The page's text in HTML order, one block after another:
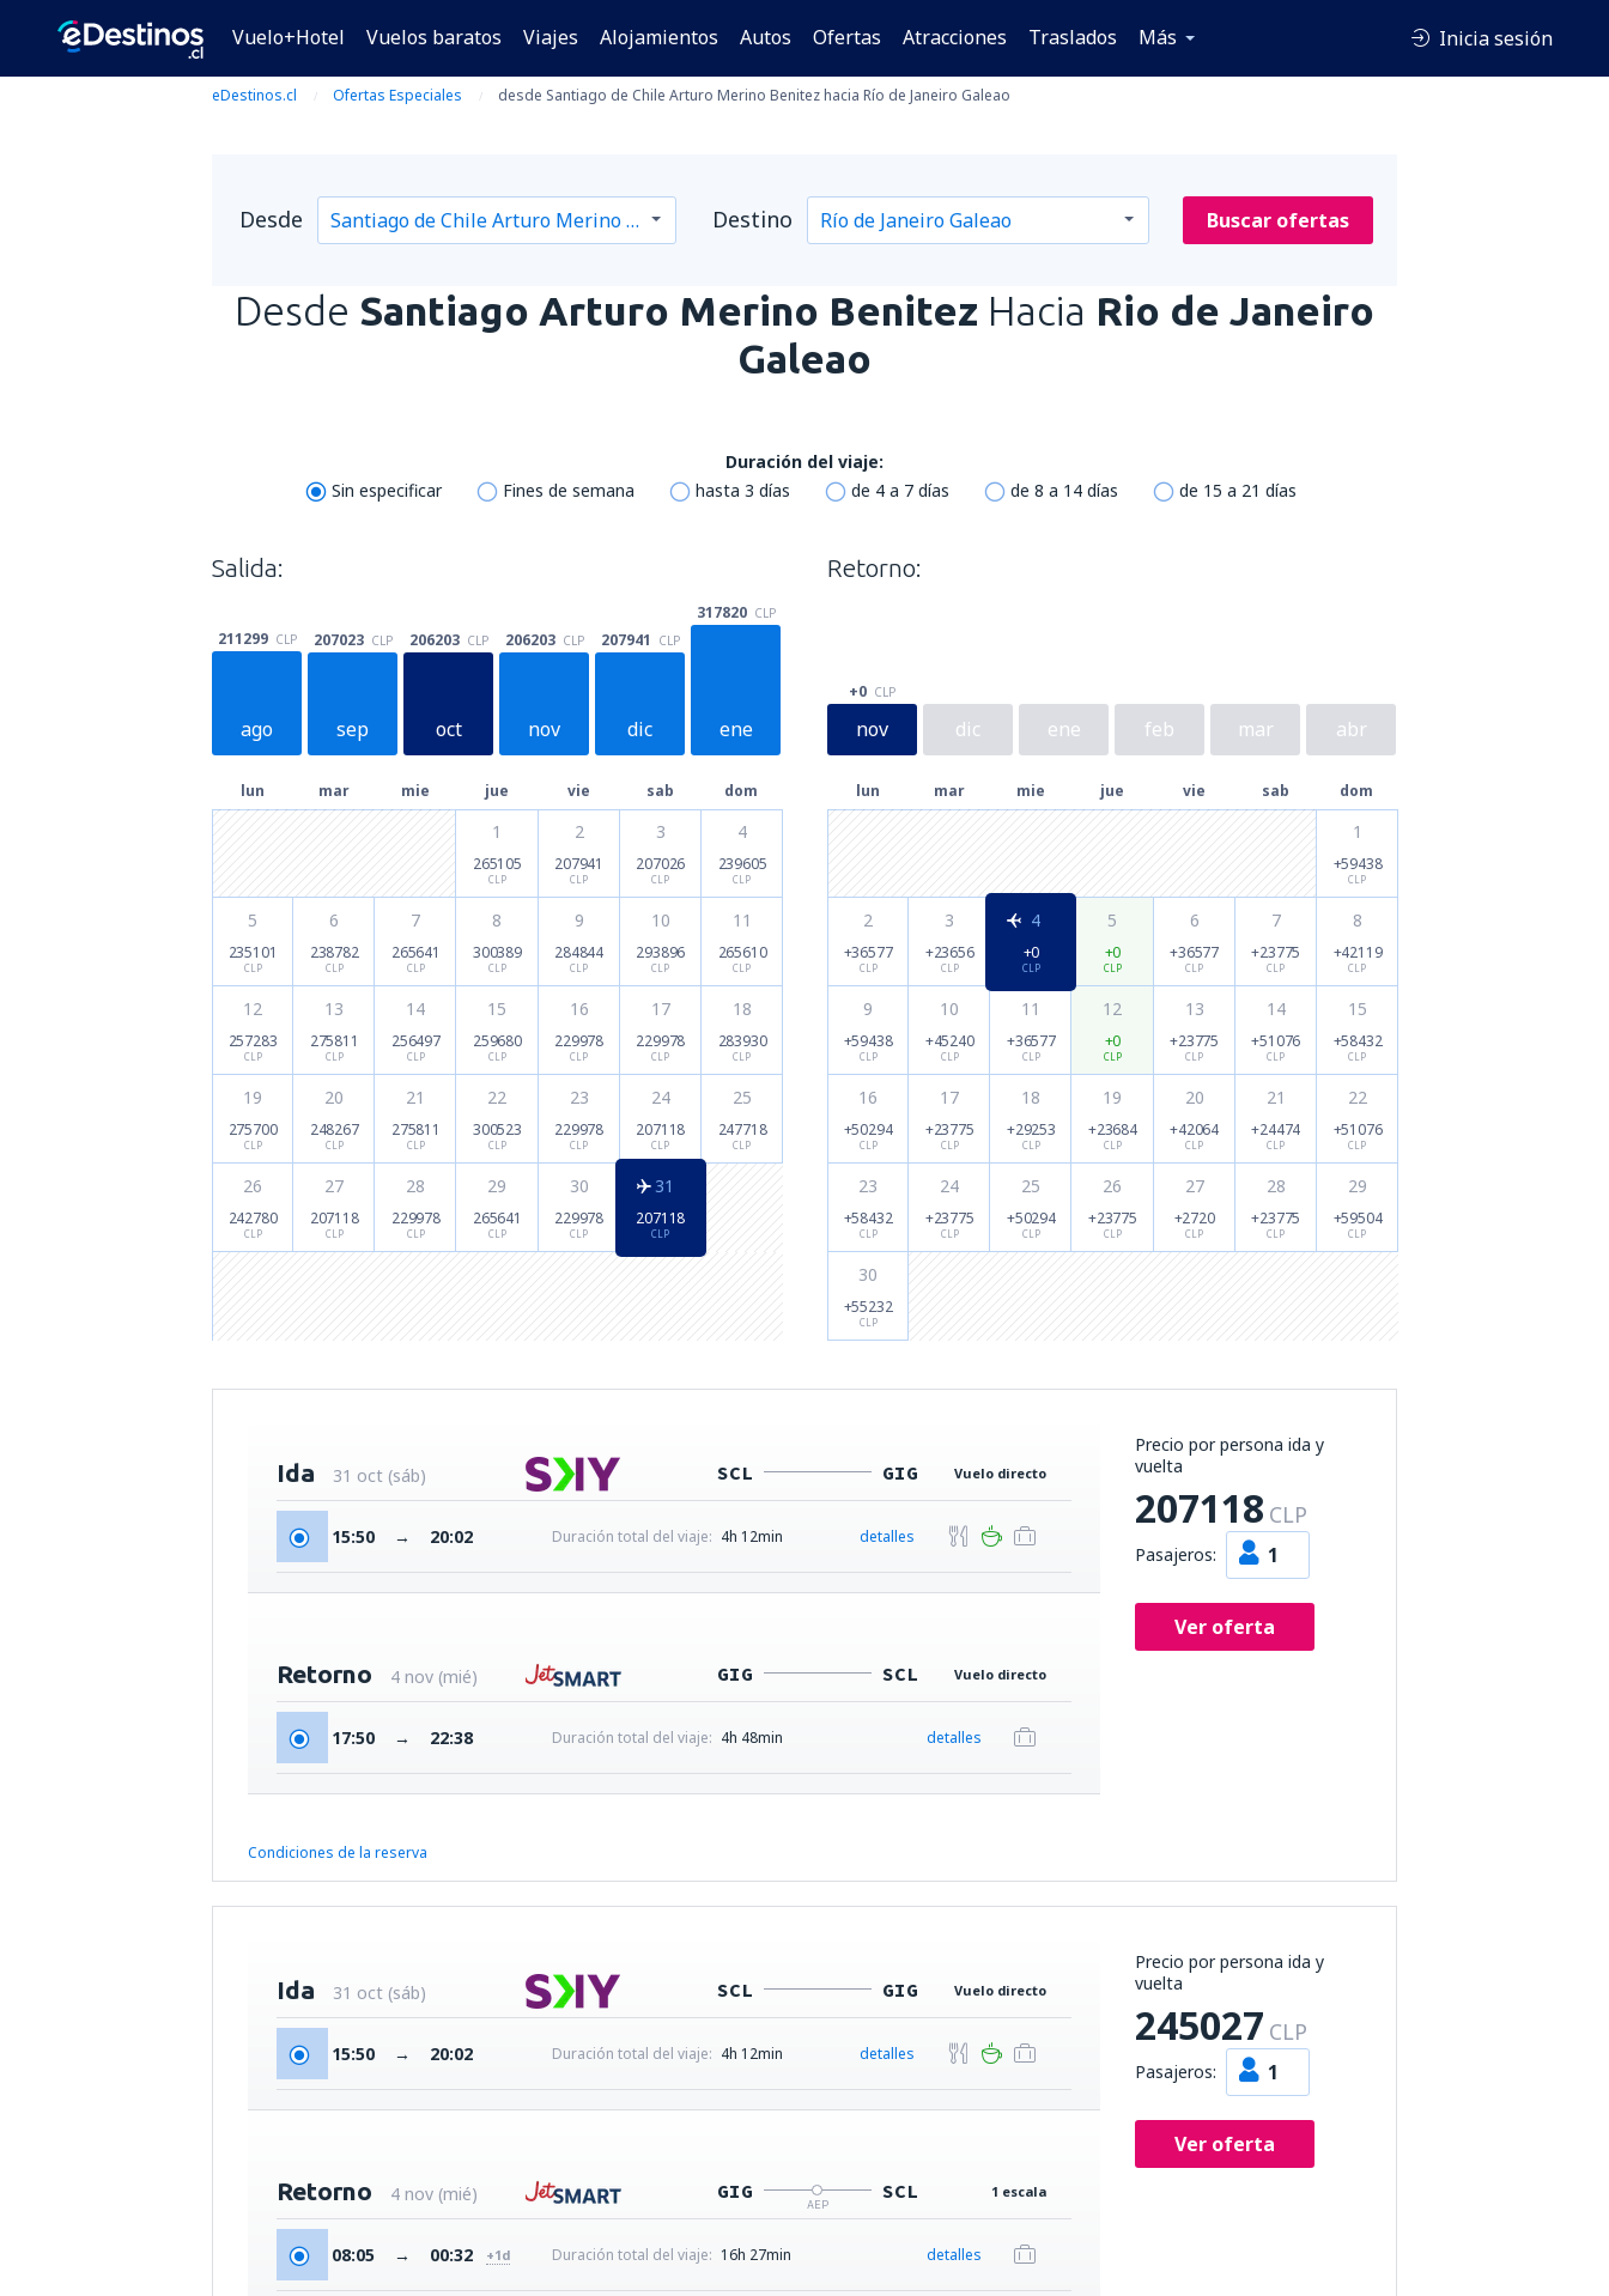
Vuelo+Hotel Vuelos baratos Viajes Alojamientos Autos Ofertas Atracciones Traslados Más Inicia sesión
eDestinos.cl Ofertas Especiales desde Santiago de Chile Arturo Merino Benitez hacia Río de Janeiro Galeao
Desde Destino Buscar ofertas
Desde Santiago Arturo Merino Benitez Hacia Rio de Janeiro
Galeao
Duración del viaje:
Sin especificar
Fines de semana hasta 3 días de 4 a 7 días de 8 a 14 días de 15 a 21 días
Salida:
ago
211299 CLP
sep
207023 CLP
oct
206203 CLP
nov
206203 CLP
dic
207941 CLP
ene
317820 CLP
lun mar mie jue vie sab dom
1
265105
CLP
2
207941
CLP
3
207026
CLP
4
239605
CLP
5
235101
CLP
6
238782
CLP
7
265641
CLP
8
300389
CLP
9
284844
CLP
10
293896
CLP
11
265610
CLP
12
257283
CLP
13
275811
CLP
14
256497
CLP
15
259680
CLP
16
229978
CLP
17
229978
CLP
18
283930
CLP
19
275700
CLP
20
248267
CLP
21
275811
CLP
22
300523
CLP
23
229978
CLP
24
207118
CLP
25
247718
CLP
26
242780
CLP
27
207118
CLP
28
229978
CLP
29
265641
CLP
30
229978
CLP
31
207118
CLP
Retorno:
nov
+0 CLP
dic ene feb mar abr
lun mar mie jue vie sab dom
1
+59438
CLP
2
+36577
CLP
3
+23656
CLP
4
+0
CLP
5
+0
CLP
6
+36577
CLP
7
+23775
CLP
8
+42119
CLP
9
+59438
CLP
10
+45240
CLP
11
+36577
CLP
12
+0
CLP
13
+23775
CLP
14
+51076
CLP
15
+58432
CLP
16
+50294
CLP
17
+23775
CLP
18
+29253
CLP
19
+23684
CLP
20
+42064
CLP
21
+24474
CLP
22
+51076
CLP
23
+58432
CLP
24
+23775
CLP
25
+50294
CLP
26
+23775
CLP
27
+2720
CLP
28
+23775
CLP
29
+59504
CLP
30
+55232
CLP
Precio por persona ida y
vuelta
207118 CLP
Pasajeros: 1
Ver oferta
Ida 31 oct (sáb) SCL GIG Vuelo directo
15:50 → 20:02 Duración total del viaje: 4h 12min detalles
Retorno 4 nov (mié) GIG SCL Vuelo directo
17:50 → 22:38 Duración total del viaje: 4h 48min detalles
Condiciones de la reserva
Precio por persona ida y
vuelta
245027 CLP
Pasajeros: 1
Ver oferta
Ida 31 oct (sáb) SCL GIG Vuelo directo
15:50 → 20:02 Duración total del viaje: 4h 12min detalles
Retorno 4 nov (mié) GIG
AEP
SCL 1 escala
08:05 → 00:32 +1d Duración total del viaje: 16h 27min detalles